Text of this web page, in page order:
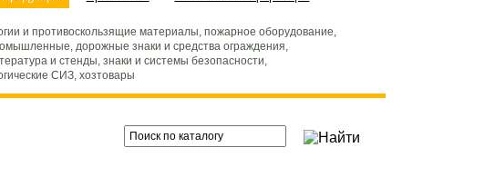
и противоскользящие материалы, пожарное оборудование,
дорожные знаки и средства ограждения,
и стенды, знаки и системы безопасности,
СИЗ, хозтовары